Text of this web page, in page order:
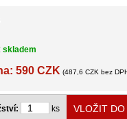
skladem
590 CZK (487,6 CZK bez
ks